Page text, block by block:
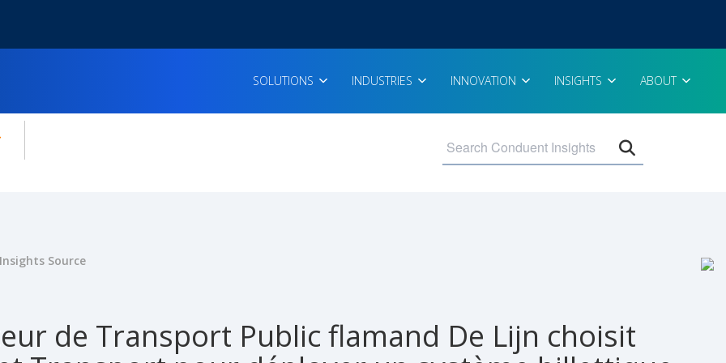
SOLUTIONS INDUSTRIES INNOVATION INSIGHTS ABOUT
for:
Source
de Transport Public flamand De Lijn choisit